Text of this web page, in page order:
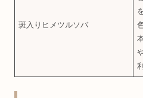
斑入りヒメツルソバ